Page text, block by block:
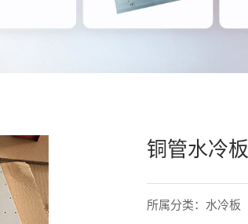
铜管水冷板
所属分类：水冷板